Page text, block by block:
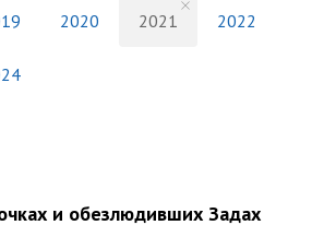
2020 2021 2022
и обезлюдивших Задах